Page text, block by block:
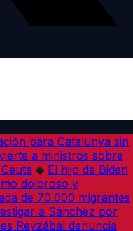
para Catalunya sin
a ministros sobre
◆ El hijo de Biden
doloroso y
de 70.000 migrantes
a Sánchez por
Reyzábal denuncia